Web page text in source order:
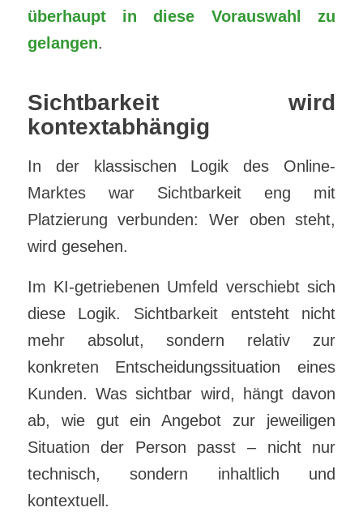
überhaupt in diese Vorauswahl zu
gelangen.
Sichtbarkeit wird
kontextabhängig
In der klassischen Logik des Online-
Marktes war Sichtbarkeit eng mit
Platzierung verbunden: Wer oben steht,
wird gesehen.
Im KI-getriebenen Umfeld verschiebt sich
diese Logik. Sichtbarkeit entsteht nicht
mehr absolut, sondern relativ zur
konkreten Entscheidungssituation eines
Kunden. Was sichtbar wird, hängt davon
ab, wie gut ein Angebot zur jeweiligen
Situation der Person passt – nicht nur
technisch, sondern inhaltlich und
kontextuell.